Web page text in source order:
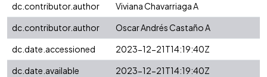
dc.contributor.author
Viviana Chavarriaga A
dc.contributor.author
Oscar Andrés Castaño A
dc.date.accessioned
2023-12-21T14:19:40Z
dc.date.available
2023-12-21T14:19:40Z